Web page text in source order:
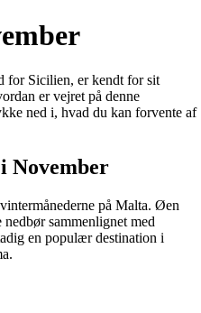
for Sicilien, er kendt for sit
er vejret på denne
ned i, hvad du kan forvente af
November
på Malta. Øen
sammenlignet med
en populær destination i